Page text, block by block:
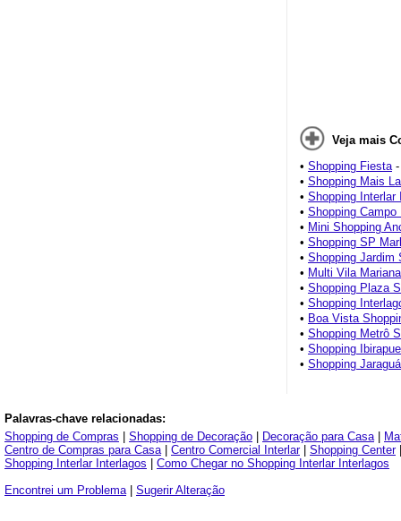
Veja mais
• Shopping Fiesta-
• Shopping Mais
• Shopping Interlar
• Shopping Campo
• Mini Shopping
• Shopping SP
• Shopping Jardim
• Multi Vila Mariana
• Shopping Plaza
• Shopping
• Boa Vista
• Shopping Metrô
• Shopping
• Shopping
Palavras-chave relacionadas:
Shopping de Compras
Shopping de Decoração Decoração para Casa|
Centro de Compras para Casa| Centro Comercial Interlar| Shopping Center
Shopping Interlar Interlagos
Como Chegar no Shopping Interlar Interlagos
Encontrei um Problema| Sugerir Alteração